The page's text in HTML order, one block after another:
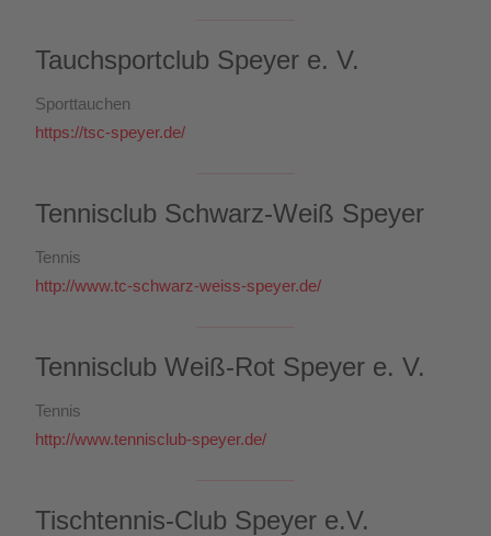
Tauchsportclub Speyer e. V.
Sporttauchen
https://tsc-speyer.de/
Tennisclub Schwarz-Weiß Speyer
Tennis
http://www.tc-schwarz-weiss-speyer.de/
Tennisclub Weiß-Rot Speyer e. V.
Tennis
http://www.tennisclub-speyer.de/
Tischtennis-Club Speyer e.V.